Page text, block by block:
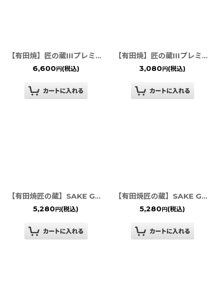
【有田焼】匠の蔵IIIプレミアムビアグラス いぶし銀
6,600 円(税込)
【有田焼】匠の蔵IIIプレミアムビアグラス エンゼルリング
3,080 円 (税込)
【有田焼匠の蔵】SAKE GLASS 赤市松（反）
5,280 円 (税込)
【有田焼匠の蔵】SAKE GLASS 黒市松（反）
5,280 円 (税込)